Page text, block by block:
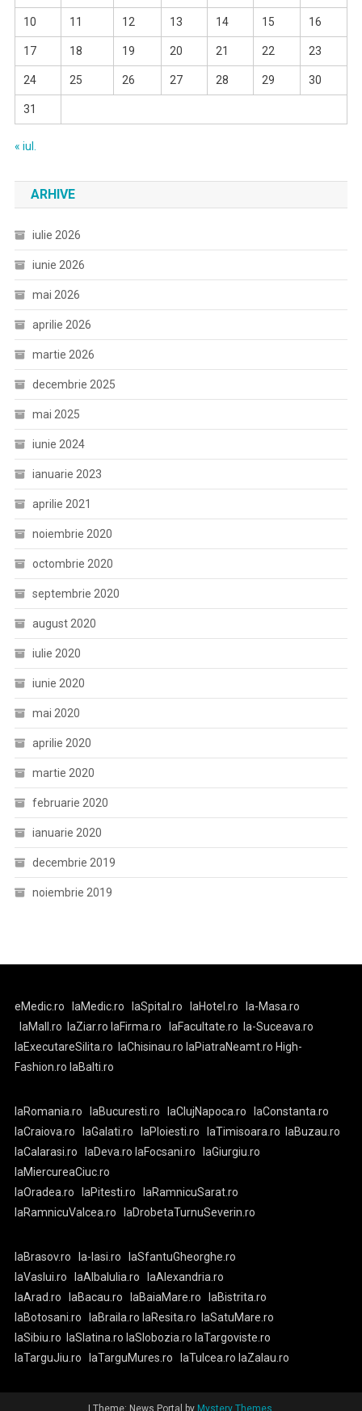
10 11 12 13 14 15 16
17 18 19 20 21 22 23
24 25 26 27 28 29 30
31
« iul.
ARHIVE
iulie 2026
iunie 2026
mai 2026
aprilie 2026
martie 2026
decembrie 2025
mai 2025
iunie 2024
ianuarie 2023
aprilie 2021
noiembrie 2020
octombrie 2020
septembrie 2020
august 2020
iulie 2020
iunie 2020
mai 2020
aprilie 2020
martie 2020
februarie 2020
ianuarie 2020
decembrie 2019
noiembrie 2019
eMedic.ro laMedic.ro laSpital.ro laHotel.ro
la-Masa.ro
laMall.ro
laZiar.ro laFirma.ro laFacultate.ro
la-Suceava.ro
laExecutareSilita.ro
laChisinau.ro laPiatraNeamt.ro High-
Fashion.ro laBalti.ro
laRomania.ro laBucuresti.ro laClujNapoca.ro
laConstanta.ro
laCraiova.ro
laGalati.ro laPloiesti.ro laTimisoara.ro
laBuzau.ro
laCalarasi.ro
laDeva.ro laFocsani.ro
laGiurgiu.ro
laMiercureaCiuc.ro
laOradea.ro
laPitesti.ro
laRamnicuSarat.ro
laRamnicuValcea.ro
laDrobetaTurnuSeverin.ro
laBrasov.ro la-Iasi.ro
laSfantuGheorghe.ro
laVaslui.ro
laAlbaIulia.ro
laAlexandria.ro
laArad.ro
laBacau.ro laBaiaMare.ro
laBistrita.ro
laBotosani.ro
laBraila.ro laResita.ro
laSatuMare.ro
laSibiu.ro
laSlatina.ro laSlobozia.ro laTargoviste.ro
laTarguJiu.ro
laTarguMures.ro laTulcea.ro laZalau.ro
Theme: News Portal by Mystery Themes